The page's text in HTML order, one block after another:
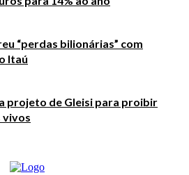
“perdas bilionárias” com
Itaú
projeto de Gleisi para proibir
vivos